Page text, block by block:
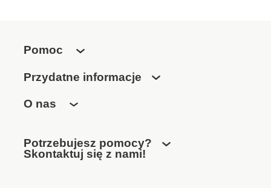
Pomoc
Przydatne informacje
O nas
Potrzebujesz pomocy?
Skontaktuj się z nami!